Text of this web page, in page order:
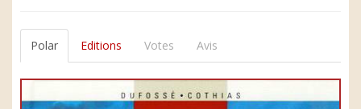
Polar Editions Votes Avis